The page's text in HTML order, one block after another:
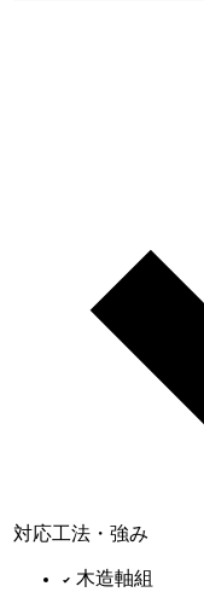
対応工法・強み
木造軸組